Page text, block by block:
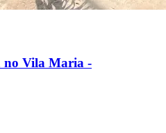
no Vila Maria -